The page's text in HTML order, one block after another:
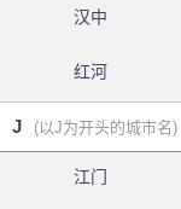
汉中
红河
J (以J为开头的城市名)
江门